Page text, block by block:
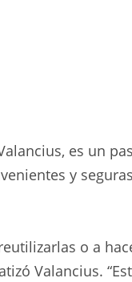
es un
y
o a
Valancius.